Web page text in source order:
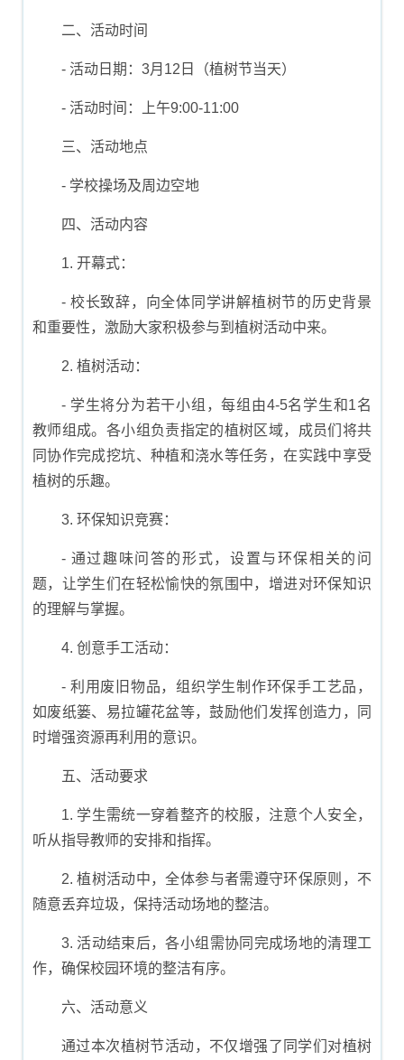
二、活动时间
- 活动日期：3月12日（植树节当天）
- 活动时间：上午9:00-11:00
三、活动地点
- 学校操场及周边空地
四、活动内容
1. 开幕式：
- 校长致辞，向全体同学讲解植树节的历史背景
和重要性，激励大家积极参与到植树活动中来。
2. 植树活动：
- 学生将分为若干小组，每组由4-5名学生和1名
教师组成。各小组负责指定的植树区域，成员们将共
同协作完成挖坑、种植和浇水等任务，在实践中享受
植树的乐趣。
3. 环保知识竞赛：
- 通过趣味问答的形式，设置与环保相关的问
题，让学生们在轻松愉快的氛围中，增进对环保知识
的理解与掌握。
4. 创意手工活动：
- 利用废旧物品，组织学生制作环保手工艺品，
如废纸篓、易拉罐花盆等，鼓励他们发挥创造力，同
时增强资源再利用的意识。
五、活动要求
1. 学生需统一穿着整齐的校服，注意个人安全，
听从指导教师的安排和指挥。
2. 植树活动中，全体参与者需遵守环保原则，不
随意丢弃垃圾，保持活动场地的整洁。
3. 活动结束后，各小组需协同完成场地的清理工
作，确保校园环境的整洁有序。
六、活动意义
通过本次植树节活动，不仅增强了同学们对植树